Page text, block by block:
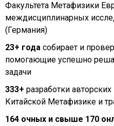
Факультета Метафизики
междисциплинарных
(Германия)
23+ года собирает и
помогающие успешно
задачи
333+ разработки
Китайской Метафизике и
164 очных и свыше 170